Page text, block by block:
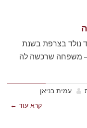
נולד בצרפת בשנת
– משפחה שרכשה לה
עמית בניאן
קרא עוד ←